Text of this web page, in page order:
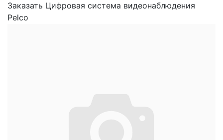
Заказать Цифровая система видеонаблюдения
Pelco